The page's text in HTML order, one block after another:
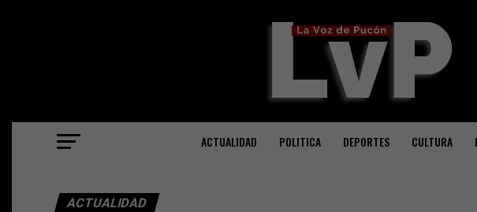
ACTUALIDAD POLITICA DEPORTES CULTURA
ACTUALIDAD